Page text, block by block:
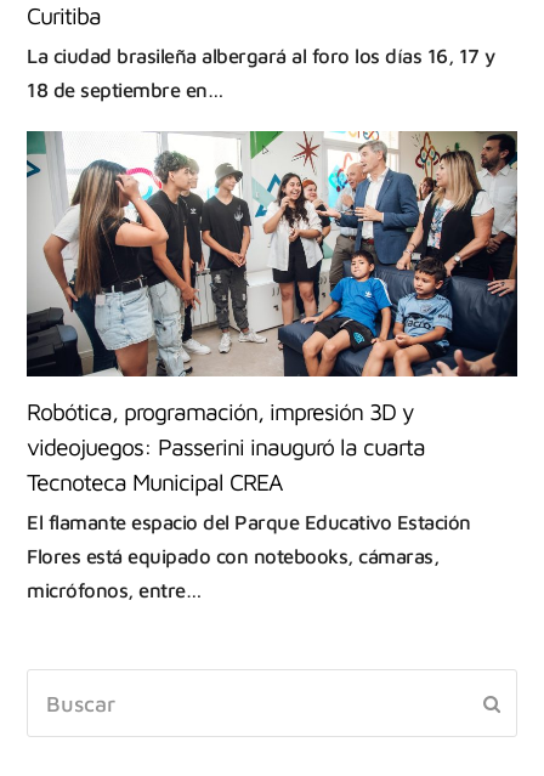
Curitiba
La ciudad brasileña albergará al foro los días 16, 17 y
18 de septiembre en…
Robótica, programación, impresión 3D y
videojuegos: Passerini inauguró la cuarta
Tecnoteca Municipal CREA
El flamante espacio del Parque Educativo Estación
Flores está equipado con notebooks, cámaras,
micrófonos, entre…